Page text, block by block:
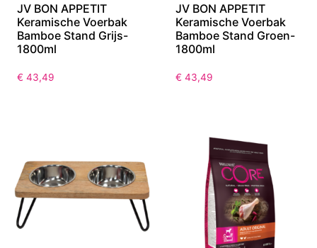
JV BON APPETIT
Keramische Voerbak
Bamboe Stand Grijs-
1800ml
€ 43,49
JV BON APPETIT
Keramische Voerbak
Bamboe Stand Groen-
1800ml
€ 43,49